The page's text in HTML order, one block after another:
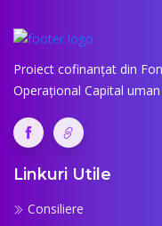
Proiect cofinanțat din
Operațional Capital
Linkuri Utile
Consiliere